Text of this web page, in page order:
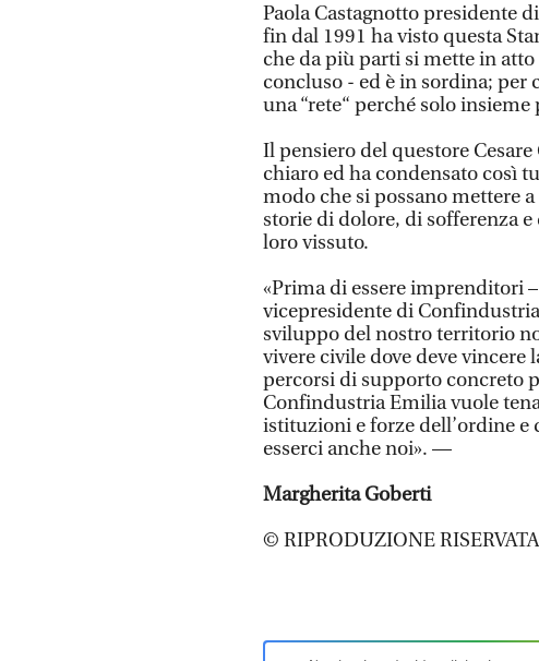
Paola Castagnotto presidente
fin dal 1991 ha visto questa
che da più parti si mette in atto
concluso - ed è in sordina;
una “rete“ perché solo
Il pensiero del questore Cesare
chiaro ed ha condensato così
modo che si possano mettere
storie di dolore, di sofferenza
loro vissuto.
«Prima di essere imprenditori
vicepresidente di
sviluppo del nostro territorio
vivere civile dove deve
percorsi di supporto concreto
Confindustria Emilia vuole
istituzioni e forze dell’ordine e
esserci anche noi». —
Margherita Goberti
© RIPRODUZIONE RISERVATA